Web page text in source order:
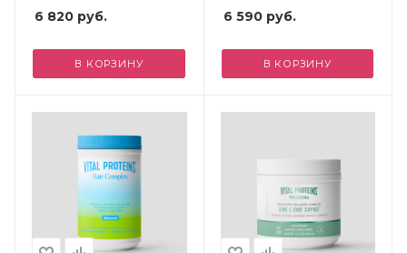
6 820 руб.
В КОРЗИНУ
6 590руб.
В КОРЗИНУ